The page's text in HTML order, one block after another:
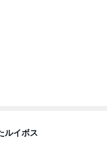
ルイボス